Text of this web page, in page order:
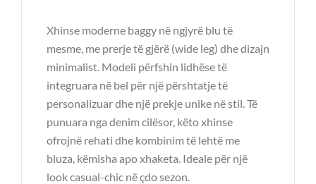
Xhinse moderne baggy në ngjyrë blu të
mesme, me prerje të gjërë (wide leg) dhe dizajn
minimalist. Modeli përfshin lidhëse të
integruara në bel për një përshtatje të
personalizuar dhe një prekje unike në stil. Të
punuara nga denim cilësor, këto xhinse
ofrojnë rehati dhe kombinim të lehtë me
bluza, këmisha apo xhaketa. Ideale për një
look casual-chic në çdo sezon.